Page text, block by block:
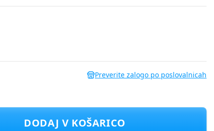
Preverite zalogo po poslovalnicah
03 GOBI barefoot U umber 33
DODAJ V KOŠARICO